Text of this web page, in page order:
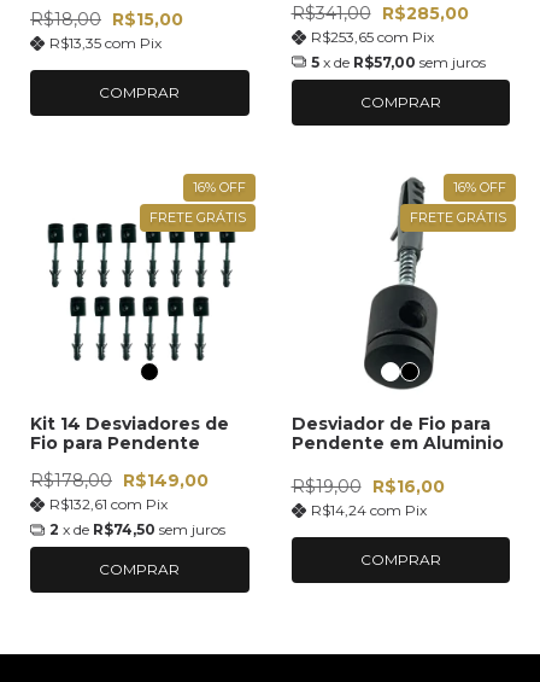
Desliga para Soquete
Luminária Abajur
Pendente Bivolt Fio
Elétrico Extensão
Tomada Luminária
R$18,00 R$15,00
R$13,35 com Pix
COMPRAR
R$341,00 R$285,00
R$253,65 com Pix
5 x de R$57,00 sem juros
COMPRAR
16% OFF
FRETE GRÁTIS
Kit 14 Desviadores de
Fio para Pendente
R$178,00 R$149,00
R$132,61 com Pix
2 x de R$74,50 sem juros
COMPRAR
16% OFF
FRETE GRÁTIS
Desviador de Fio para
Pendente em Aluminio
R$19,00 R$16,00
R$14,24 com Pix
COMPRAR